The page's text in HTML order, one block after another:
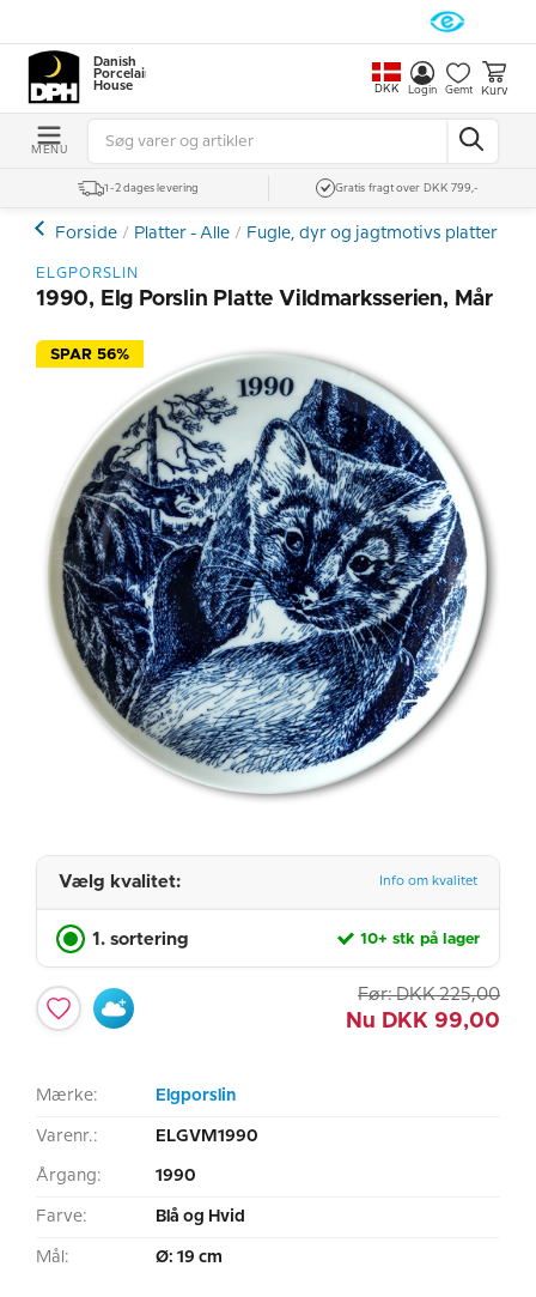
Danish
Porcelain
House
DKK Login Gemt Kurv
MENU
1-2 dages levering Gratis fragt over DKK 799,-
Forside Platter - Alle Fugle, dyr og jagtmotivs platter
ELGPORSLIN
1990, Elg Porslin Platte Vildmarksserien, Mår
SPAR 56%
Vælg kvalitet: Info om kvalitet
1. sortering 10+ stk på lager
Før: DKK 225,00
Nu DKK 99,00
Mærke: Elgporslin
Varenr.: ELGVM1990
Årgang: 1990
Farve: Blå og Hvid
Mål: Ø: 19 cm